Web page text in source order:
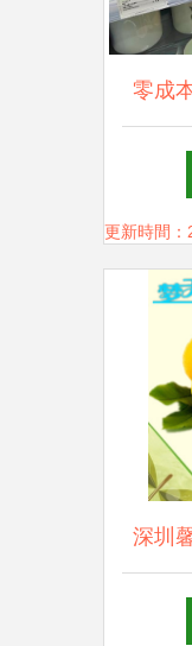
零成
與
更新時間
深圳
皂